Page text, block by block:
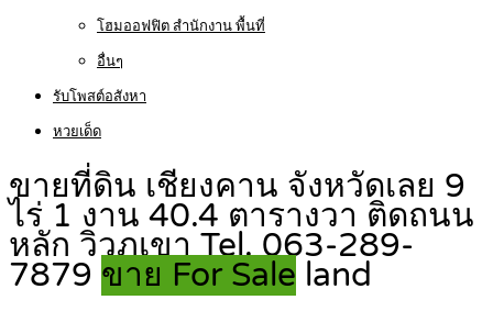
โฮมออฟฟิต สำนักงาน พื้นที่
อื่นๆ
รับโพสต์อสังหา
หวยเด็ด
ขายที่ดิน เชียงคาน จังหวัดเลย 9
ไร่ 1 งาน 40.4 ตารางวา ติดถนน
หลัก วิวภูเขา Tel. 063-289-
7879 ขาย For Sale land